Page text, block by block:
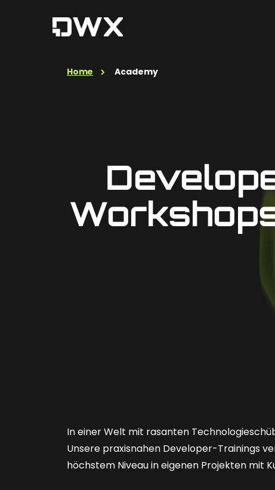
Home Academy
In einer Welt mit rasanten
Unsere praxisnahen Developer-Trainings
höchstem Niveau in eigenen Projekten mit